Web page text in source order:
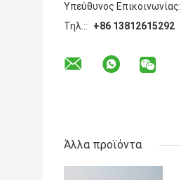
Υπεύθυνος Επικοινωνίας:
Τηλ.::
+86 13812615292
Άλλα προϊόντα